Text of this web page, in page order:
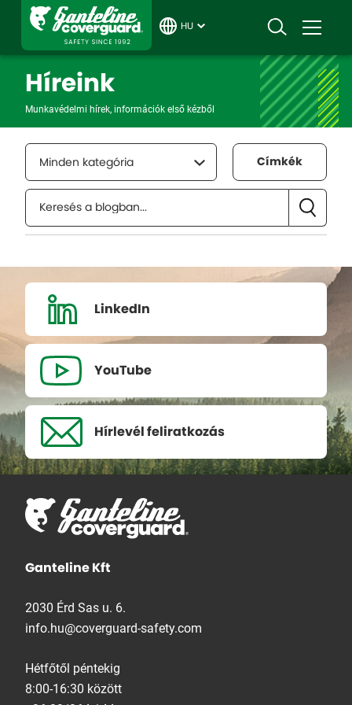
HU
Híreink
Munkavédelmi hírek, információk első kézből
Minden kategória Címkék
LinkedIn
YouTube
Hírlevél feliratkozás
Ganteline Kft
2030 Érd Sas u. 6.
info.hu@coverguard-safety.com
Hétfőtől péntekig
8:00-16:30 között